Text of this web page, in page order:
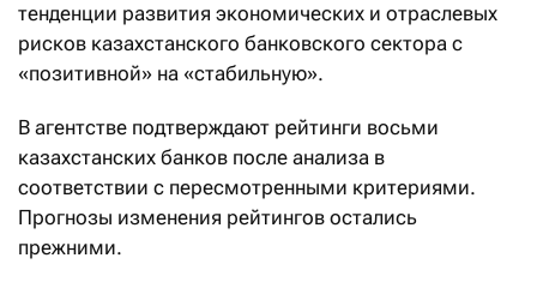
тенденции развития экономических и отраслевых
рисков казахстанского банковского сектора с
«позитивной» на «стабильную».
В агентстве подтверждают рейтинги восьми
казахстанских банков после анализа в
соответствии с пересмотренными критериями.
Прогнозы изменения рейтингов остались
прежними.